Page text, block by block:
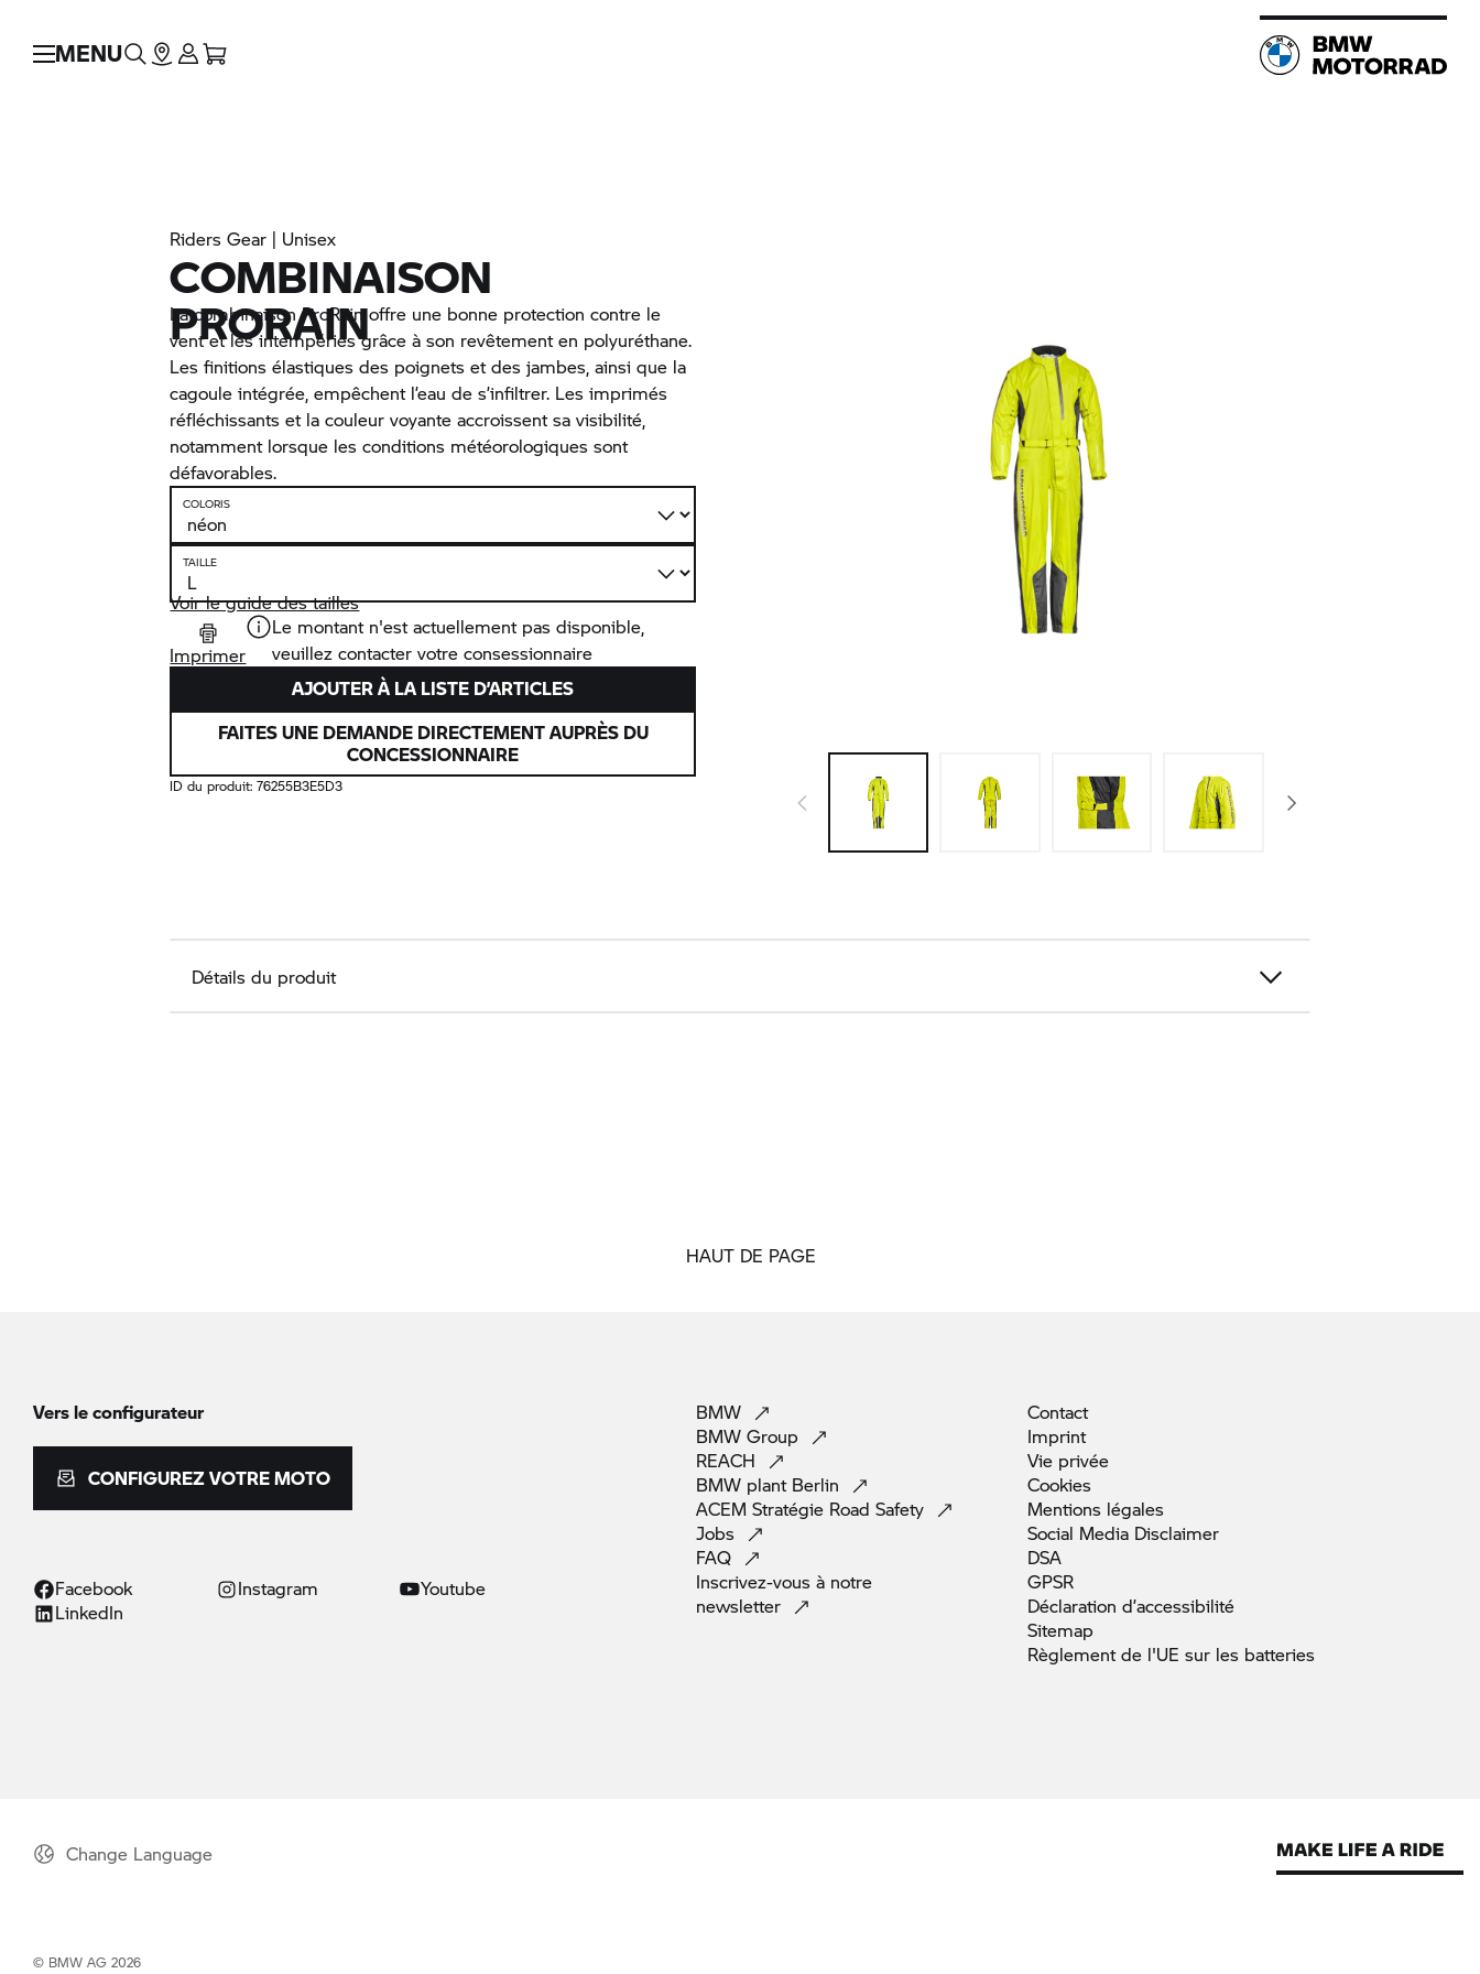
MENU
Riders Gear | Unisex
COMBINAISON
PRORAIN
La combinaison ProRain offre une bonne protection contre le
vent et les intempéries grâce à son revêtement en polyuréthane.
Les finitions élastiques des poignets et des jambes, ainsi que la
cagoule intégrée, empêchent l’eau de s’infiltrer. Les imprimés
réfléchissants et la couleur voyante accroissent sa visibilité,
notamment lorsque les conditions météorologiques sont
défavorables.
COLORIS
TAILLE
Voir le guide des tailles
Imprimer
Le montant n'est actuellement pas disponible,
veuillez contacter votre consessionnaire
AJOUTER À LA LISTE D’ARTICLES
FAITES UNE DEMANDE DIRECTEMENT AUPRÈS DU
CONCESSIONNAIRE
ID du produit:76255B3E5D3
Détails du produit
HAUT DE PAGE
Vers le configurateur
CONFIGUREZ VOTRE MOTO
Facebook Instagram
Youtube
LinkedIn
BMW
BMW Group
REACH
BMW plant Berlin
ACEM Stratégie Road Safety
Jobs
FAQ
Inscrivez-vous à notre
newsletter
Contact
Imprint
Vie privée
Cookies
Mentions légales
Social Media Disclaimer
DSA
GPSR
Déclaration d’accessibilité
Sitemap
Règlement de l'UE sur les batteries
Change Language
© BMW AG 2026